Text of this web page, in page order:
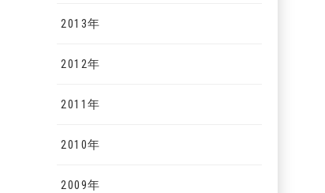
2013年
2012年
2011年
2010年
2009年